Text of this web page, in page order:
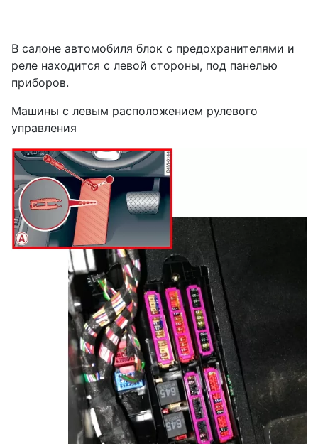
В салоне автомобиля блок с предохранителями и
реле находится с левой стороны, под панелью
приборов.
Машины с левым расположением рулевого
управления